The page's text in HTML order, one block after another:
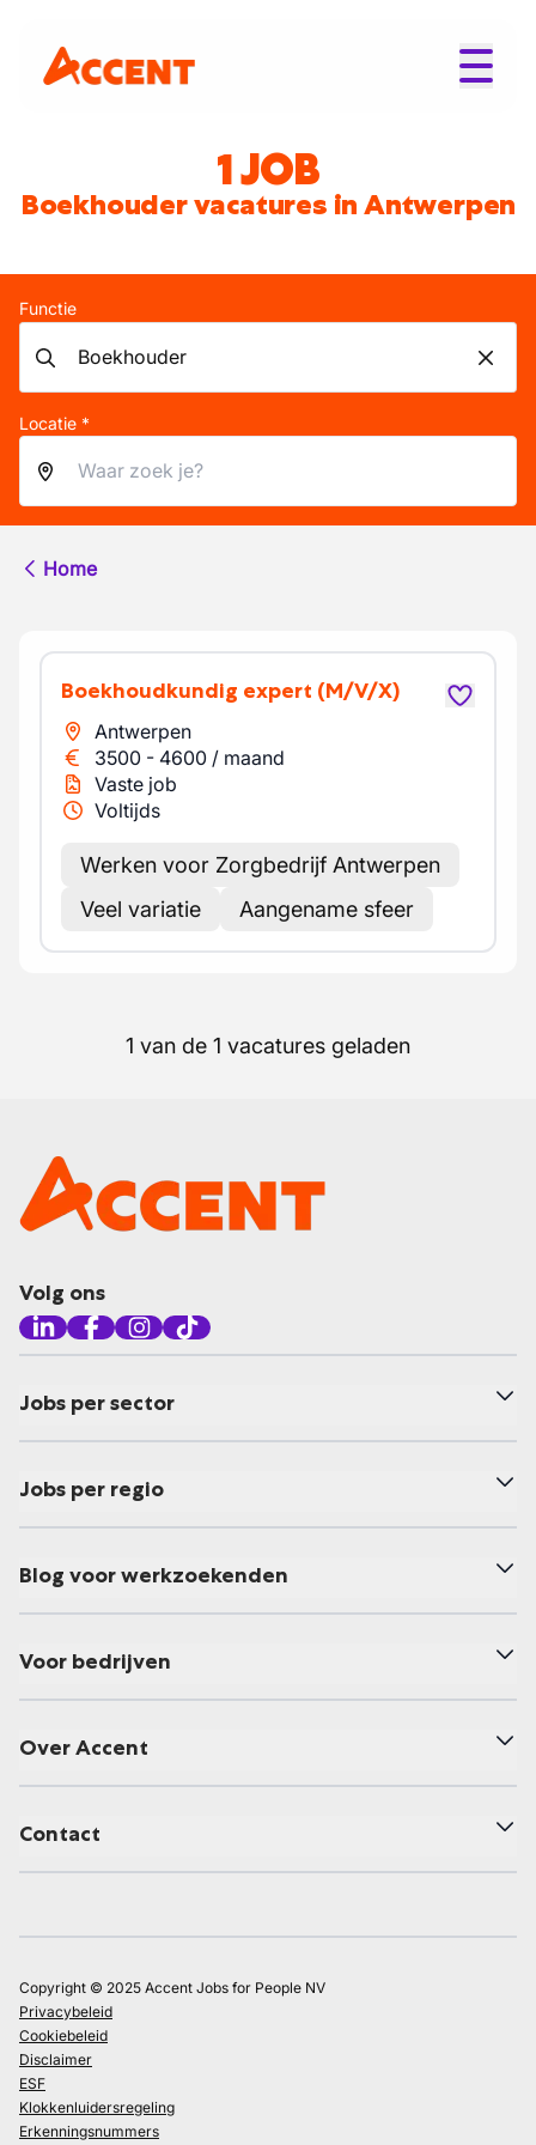
1 JOB
Boekhouder vacatures in Antwerpen
Functie
Locatie *
Home
Boekhoudkundig expert (M/V/X)
Antwerpen
3500 - 4600 / maand
Vaste job
Voltijds
Werken voor Zorgbedrijf Antwerpen
Veel variatie
Aangename sfeer
1 van de 1 vacatures geladen
Volg ons
Jobs per sector
Jobs per regio
Blog voor werkzoekenden
Voor bedrijven
Over Accent
Contact
Copyright © 2025 Accent Jobs for People NV
Privacybeleid
Cookiebeleid
Disclaimer
ESF
Klokkenluidersregeling
Erkenningsnummers